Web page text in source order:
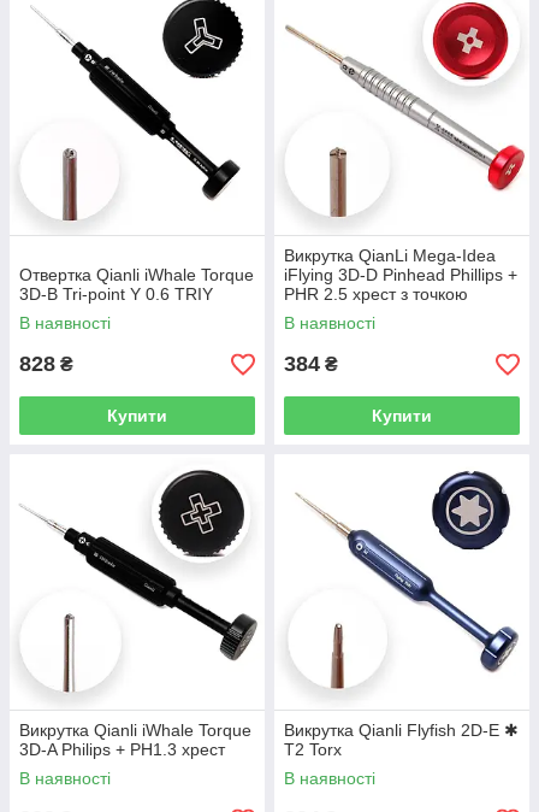
Отвертка Qianli iWhale Torque
3D-B Tri-point Y 0.6 TRIY
В наявності
828 ₴
Купити
Викрутка QianLi Mega-Idea
iFlying 3D-D Pinhead Phillips +
PHR 2.5 хрест з точкою
В наявності
384 ₴
Купити
Викрутка Qianli iWhale Torque
3D-A Philips + PH1.3 хрест
В наявності
Викрутка Qianli Flyfish 2D-E ✱
T2 Torx
В наявності